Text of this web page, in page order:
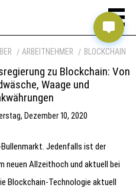
ARBEITNEHMER BLOCKCHAIN
zu Blockchain: Von
Waage und
Dezember 10, 2020
Jedenfalls ist der
neuen Allzeithoch und aktuell bei
Blockchain-Technologie aktuell